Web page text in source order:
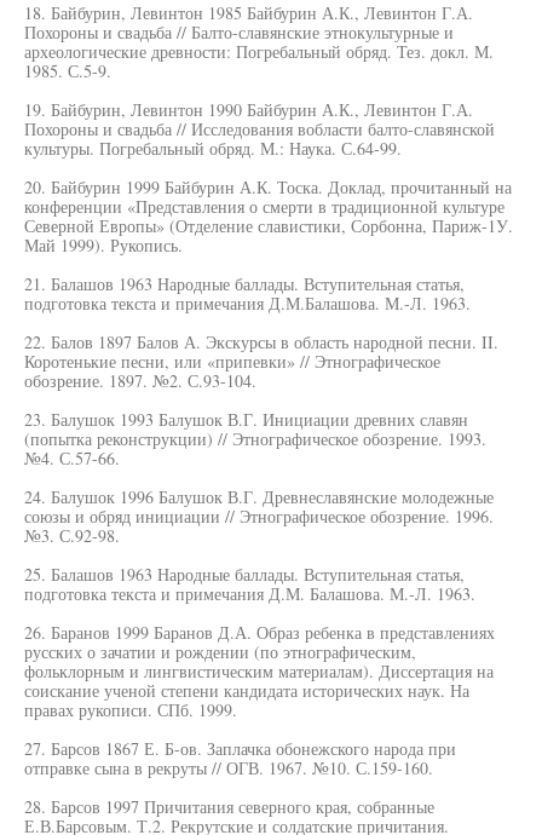
18. Байбурин, Левинтон 1985 Байбурин А.К., Левинтон Г.А.
Похороны и свадьба // Балто-славянские этнокультурные и
археологические древности: Погребальный обряд. Тез. докл. М.
1985. С.5-9.
19. Байбурин, Левинтон 1990 Байбурин А.К., Левинтон Г.А.
Похороны и свадьба // Исследования вобласти балто-славянской
культуры. Погребальный обряд. М.: Наука. С.64-99.
20. Байбурин 1999 Байбурин А.К. Тоска. Доклад, прочитанный на
конференции «Представления о смерти в традиционной культуре
Северной Европы» (Отделение славистики, Сорбонна, Париж-1У.
Май 1999). Рукопись.
21. Балашов 1963 Народные баллады. Вступительная статья,
подготовка текста и примечания Д.М.Балашова. М.-Л. 1963.
22. Балов 1897 Балов А. Экскурсы в область народной песни. II.
Коротенькие песни, или «припевки» // Этнографическое
обозрение. 1897. №2. С.93-104.
23. Балушок 1993 Балушок В.Г. Инициации древних славян
(попытка реконструкции) // Этнографическое обозрение. 1993.
№4. С.57-66.
24. Балушок 1996 Балушок В.Г. Древнеславянские молодежные
союзы и обряд инициации // Этнографическое обозрение. 1996.
№3. С.92-98.
25. Балашов 1963 Народные баллады. Вступительная статья,
подготовка текста и примечания Д.М. Балашова. М.-Л. 1963.
26. Баранов 1999 Баранов Д.А. Образ ребенка в представлениях
русских о зачатии и рождении (по этнографическим,
фольклорным и лингвистическим материалам). Диссертация на
соискание ученой степени кандидата исторических наук. На
правах рукописи. СПб. 1999.
27. Барсов 1867 Е. Б-ов. Заплачка обонежского народа при
отправке сына в рекруты // ОГВ. 1967. №10. С.159-160.
28. Барсов 1997 Причитания северного края, собранные
Е.В.Барсовым. Т.2. Рекрутские и солдатские причитания.